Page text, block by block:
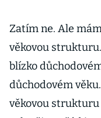
Zatím ne. Ale
věkovou
blízko
důchodovém
věkovou